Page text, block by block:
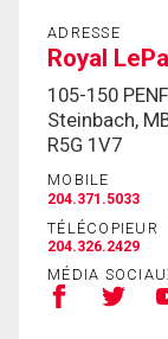
ADRESSE
Royal
105-150
Steinbach,
R5G 1V7
MOBILE
204.371.5033
TÉLÉCOPIEUR
204.326.2429
MÉDIA